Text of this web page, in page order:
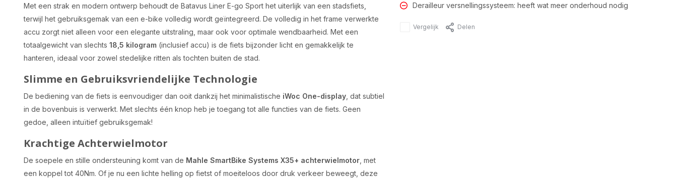
Met een strak en modern ontwerp behoudt de Batavus Liner E-go Sport het uiterlijk van een stadsfiets,
terwijl het gebruiksgemak van een e-bike volledig wordt geïntegreerd. De volledig in het frame verwerkte
accu zorgt niet alleen voor een elegante uitstraling, maar ook voor optimale wendbaarheid. Met een
totaalgewicht van slechts 18,5 kilogram (inclusief accu) is de fiets bijzonder licht en gemakkelijk te
hanteren, ideaal voor zowel stedelijke ritten als tochten buiten de stad.
Slimme en Gebruiksvriendelijke Technologie
De bediening van de fiets is eenvoudiger dan ooit dankzij het minimalistische iWoc One-display , dat subtiel
in de bovenbuis is verwerkt. Met slechts één knop heb je toegang tot alle functies van de fiets. Geen
gedoe, alleen intuïtief gebruiksgemak!
Krachtige Achterwielmotor
De soepele en stille ondersteuning komt van de Mahle SmartBike Systems X35+ achterwielmotor , met
een koppel tot 40Nm. Of je nu een lichte helling op fietst of moeiteloos door druk verkeer beweegt, deze
Derailleur versnellingssysteem: heeft wat meer onderhoud nodig
Vergelijk Delen